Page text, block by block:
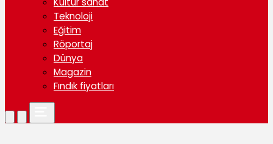
Teknoloji
Eğitim
Röportaj
Dünya
Magazin
Fındık fiyatları